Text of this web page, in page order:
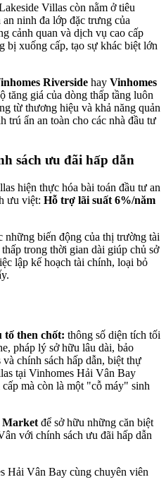
Villas còn nằm ở tiêu
ninh đa lớp đặc trưng của
cảnh quan và dịch vụ cao cấp
bị xuống cấp, tạo sự khác biệt lớn
Riverside hay Vinhomes
tăng giá của dòng thấp tầng luôn
từ thương hiệu và khả năng quản
trú ẩn an toàn cho các nhà đầu tư
sách ưu đãi hấp dẫn
hiện thực hóa bài toán đầu tư an
ưu việt: Hỗ trợ lãi suất 6%/năm
biến động của thị trường tài
trong thời gian dài giúp chủ sở
lập kế hoạch tài chính, loại bỏ
tố then chốt: thông số diện tích tối
pháp lý sở hữu lâu dài, bảo
chính sách hấp dẫn, biệt thự
tại Vinhomes Hải Vân Bay
mà còn là một "cỗ máy" sinh
Market để sở hữu những căn biệt
với chính sách ưu đãi hấp dẫn
Hải Vân Bay cùng chuyên viên